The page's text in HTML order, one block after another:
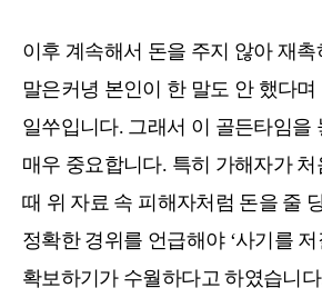
이후 계속해서 돈을 주지 않아 재
말은커녕 본인이 한 말도 안 했다며
일쑤입니다. 그래서 이 골든타임을
매우 중요합니다. 특히 가해자가
때 위 자료 속 피해자처럼 돈을 줄
정확한 경위를 언급해야 ‘사기를
확보하기가 수월하다고 하였습니